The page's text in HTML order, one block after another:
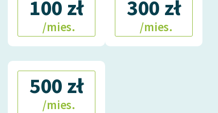
100 zł
/mies.
300 zł
/mies.
500 zł
/mies.